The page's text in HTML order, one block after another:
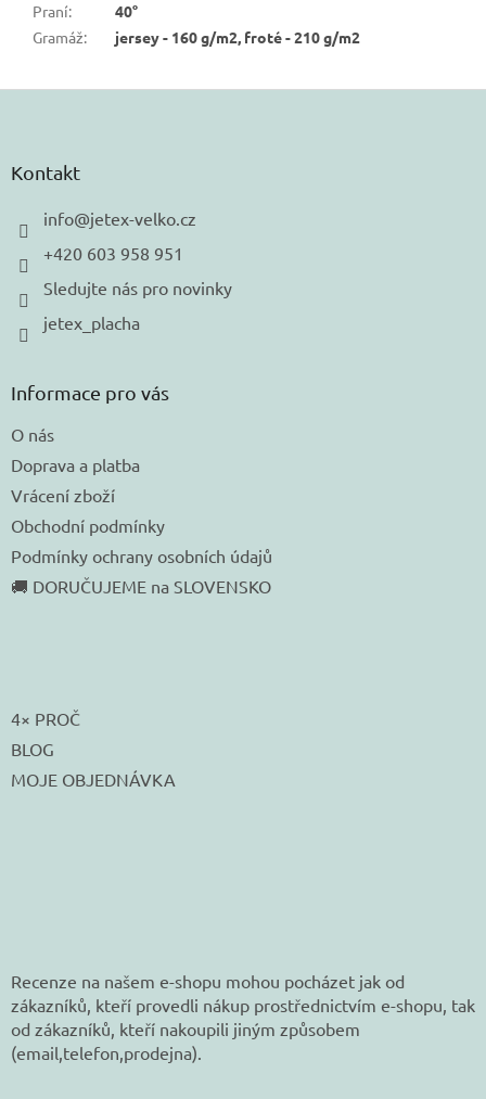
Praní:
40°
Gramáž: jersey - 160 g/m2, froté - 210 g/m2
Kontakt
info@jetex-velko.cz
+420 603 958 951
Sledujte nás pro novinky
jetex_placha
Informace pro vás
O nás
Doprava a platba
Vrácení zboží
Obchodní podmínky
Podmínky ochrany osobních údajů
🚚 DORUČUJEME na SLOVENSKO
4× PROČ
BLOG
MOJE OBJEDNÁVKA
Recenze na našem e-shopu mohou pocházet jak od
zákazníků, kteří provedli nákup prostřednictvím e-shopu, tak
od zákazníků, kteří nakoupili jiným způsobem
(email,telefon,prodejna).